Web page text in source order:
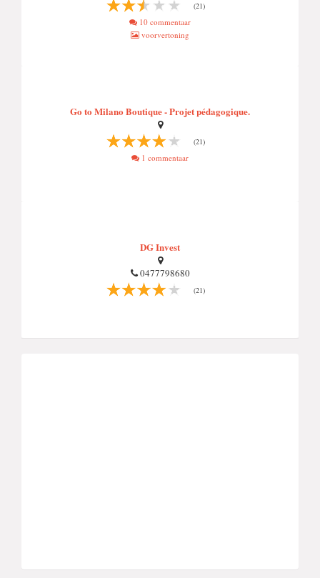
(21)
10 commentaar
voorvertoning
Go to Milano Boutique - Projet pédagogique.
(21)
1 commentaar
DG Invest
0477798680
(21)